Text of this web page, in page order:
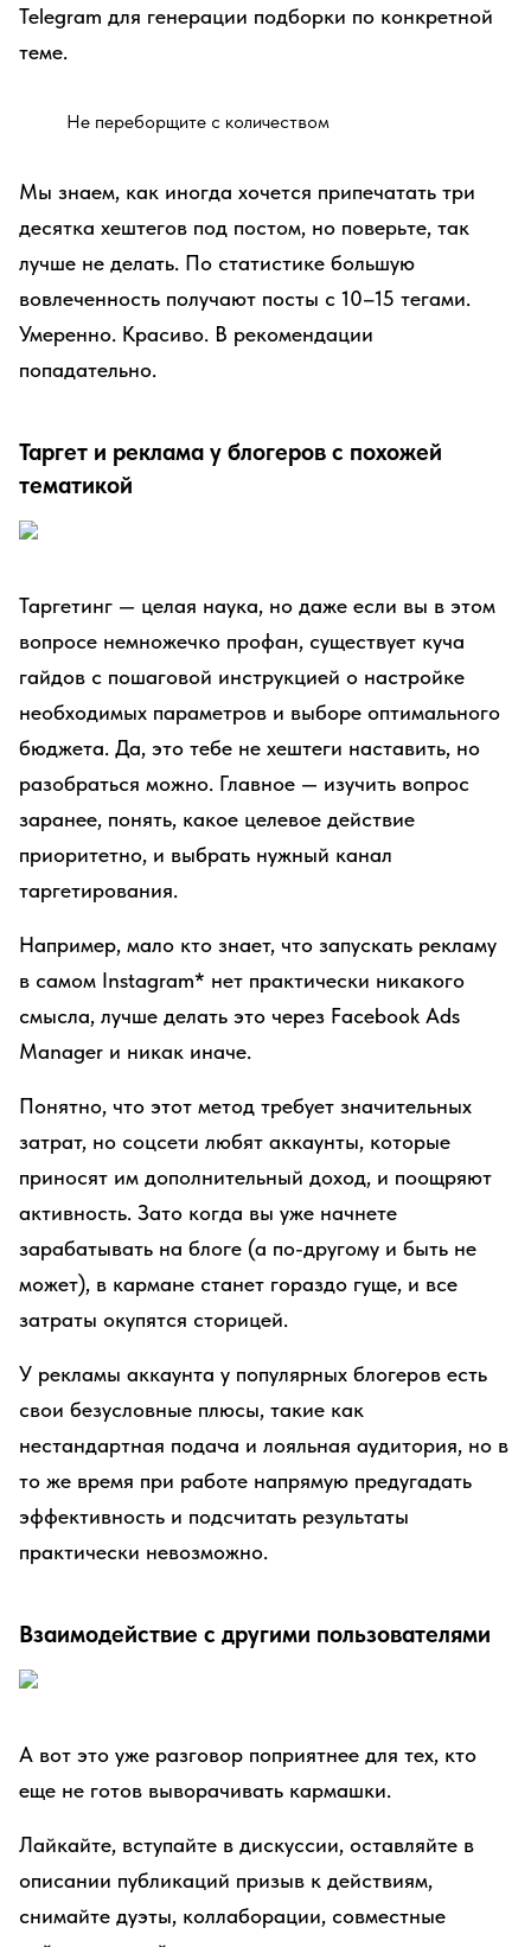
Telegram для генерации подборки по конкретной
теме.
Не переборщите с количеством
Мы знаем, как иногда хочется припечатать три
десятка хештегов под постом, но поверьте, так
лучше не делать. По статистике большую
вовлеченность получают посты с 10–15 тегами.
Умеренно. Красиво. В рекомендации
попадательно.
Таргет и реклама у блогеров с похожей
тематикой
Таргетинг — целая наука, но даже если вы в этом
вопросе немножечко профан, существует куча
гайдов с пошаговой инструкцией о настройке
необходимых параметров и выборе оптимального
бюджета. Да, это тебе не хештеги наставить, но
разобраться можно. Главное — изучить вопрос
заранее, понять, какое целевое действие
приоритетно, и выбрать нужный канал
таргетирования.
Например, мало кто знает, что запускать рекламу
в самом Instagram* нет практически никакого
смысла, лучше делать это через Facebook Ads
Manager и никак иначе.
Понятно, что этот метод требует значительных
затрат, но соцсети любят аккаунты, которые
приносят им дополнительный доход, и поощряют
активность. Зато когда вы уже начнете
зарабатывать на блоге (а по-другому и быть не
может), в кармане станет гораздо гуще, и все
затраты окупятся сторицей.
У рекламы аккаунта у популярных блогеров есть
свои безусловные плюсы, такие как
нестандартная подача и лояльная аудитория, но в
то же время при работе напрямую предугадать
эффективность и подсчитать результаты
практически невозможно.
Взаимодействие с другими пользователями
А вот это уже разговор поприятнее для тех, кто
еще не готов выворачивать кармашки.
Лайкайте, вступайте в дискуссии, оставляйте в
описании публикаций призыв к действиям,
снимайте дуэты, коллаборации, совместные